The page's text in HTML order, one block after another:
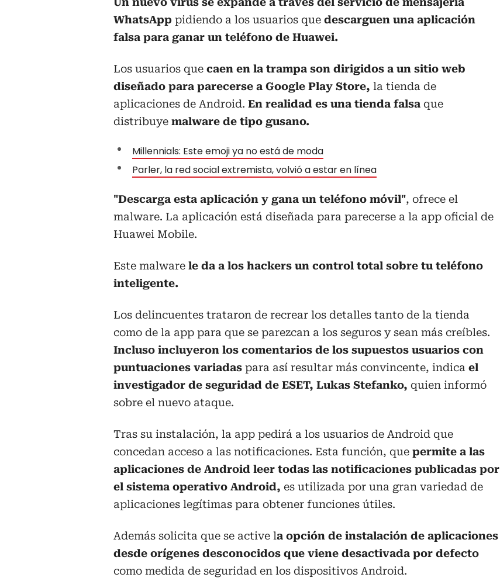
WhatsApp pidiendo a los usuarios que descarguen una aplicación
falsa para ganar un teléfono de Huawei.
Los usuarios que caen en la trampa son dirigidos a un sitio web
diseñado para parecerse a Google Play Store, la tienda de
aplicaciones de Android. En realidad es una tienda falsa que
distribuye malware de tipo gusano.
Millennials: Este emoji ya no está de moda
Parler, la red social extremista, volvió a estar en línea
"Descarga esta aplicación y gana un teléfono móvil", ofrece el
malware. La aplicación está diseñada para parecerse a la app oficial de
Huawei Mobile.
Este malware le da a los hackers un control total sobre tu teléfono
inteligente.
Los delincuentes trataron de recrear los detalles tanto de la tienda
como de la app para que se parezcan a los seguros y sean más creíbles.
Incluso incluyeron los comentarios de los supuestos usuarios con
puntuaciones variadas para así resultar más convincente, indica el
investigador de seguridad de ESET, Lukas Stefanko, quien informó
sobre el nuevo ataque.
Tras su instalación, la app pedirá a los usuarios de Android que
concedan acceso a las notificaciones. Esta función, que permite a las
aplicaciones de Android leer todas las notificaciones publicadas por
el sistema operativo Android, es utilizada por una gran variedad de
aplicaciones legítimas para obtener funciones útiles.
Además solicita que se active la opción de instalación de aplicaciones
desde orígenes desconocidos que viene desactivada por defecto
como medida de seguridad en los dispositivos Android.